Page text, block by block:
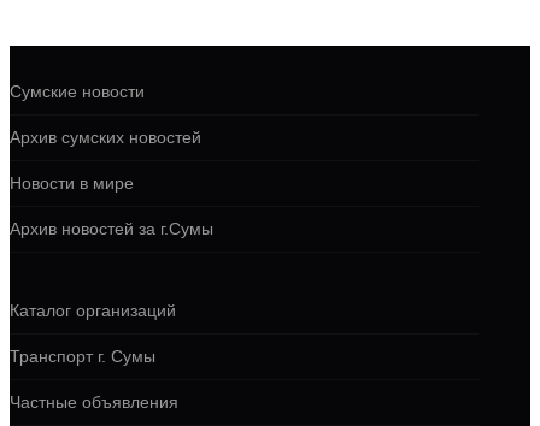
Сумские новости
Архив сумских новостей
Новости в мире
Архив новостей за г.Сумы
Каталог организаций
Транспорт г. Сумы
Частные объявления